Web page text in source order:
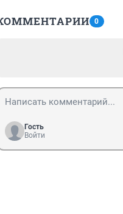
0
Гость
Войти